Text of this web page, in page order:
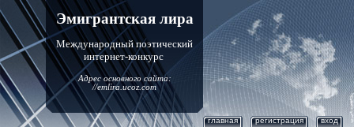
Эмигрантская лира
Международный поэтический
интернет-конкурс
Адрес основного сайта:
//emlira.ucoz.com
главная регистрация вход